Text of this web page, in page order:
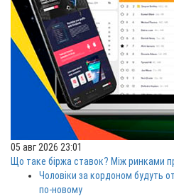
05 авг 2026 23:01
Що таке біржа ставок? Між ринками
Чоловіки за кордоном будуть
по-новому